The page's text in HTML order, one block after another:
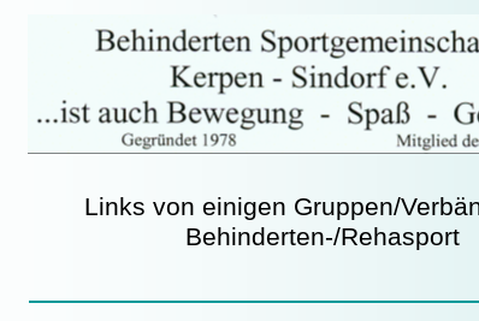
Links von einigen Gruppen/
Behinderten-/Rehasport